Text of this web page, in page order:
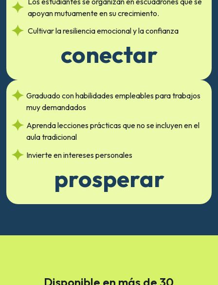
apoyan mutuamente en su crecimiento.
Cultivar la resiliencia emocional y la confianza
conectar
Graduado con habilidades empleables para trabajos
muy demandados
Aprenda lecciones prácticas que no se incluyen en el
aula tradicional
Invierte en intereses personales
prosperar
Disponible en más de 30